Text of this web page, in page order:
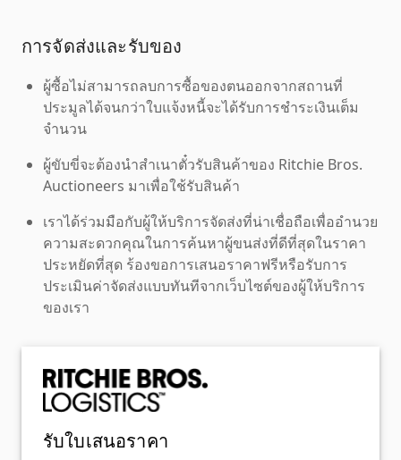
การจัดส่งและรับของ
ผู้ซื้อไม่สามารถลบการซื้อของตนออกจากสถานที่
ประมูลได้จนกว่าใบแจ้งหนี้จะได้รับการชำระเงินเต็ม
จำนวน
ผู้ขับขี่จะต้องนำสำเนาตั๋วรับสินค้าของ Ritchie Bros.
Auctioneers มาเพื่อใช้รับสินค้า
เราได้ร่วมมือกับผู้ให้บริการจัดส่งที่น่าเชื่อถือเพื่ออำนวย
ความสะดวกคุณในการค้นหาผู้ขนส่งที่ดีที่สุดในราคา
ประหยัดที่สุด ร้องขอการเสนอราคาฟรีหรือรับการ
ประเมินค่าจัดส่งแบบทันทีจากเว็บไซต์ของผู้ให้บริการ
ของเรา
รับใบเสนอราคา